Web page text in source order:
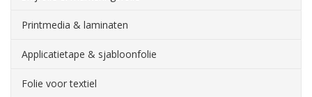
Printmedia & laminaten
Applicatietape & sjabloonfolie
Folie voor textiel